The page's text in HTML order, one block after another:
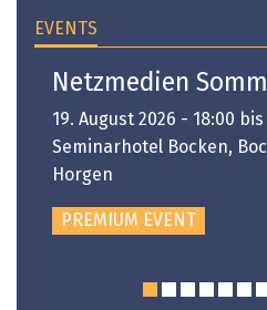
EVENTS
Netzmedien
19. August 2026 - 18:00 bis
Seminarhotel Bocken,
Horgen
PREMIUM EVENT